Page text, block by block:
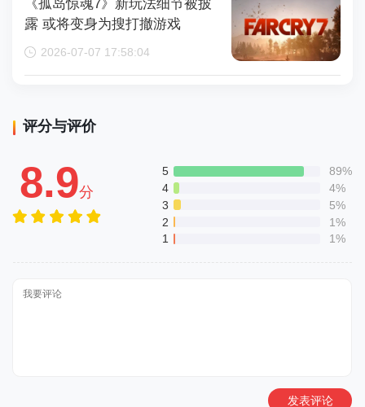
《孤岛惊魂7》新玩法细节被披
露 或将变身为搜打撤游戏
2026-07-07 17:58:04
评分与评价
8.9分
5
89%
4
4%
3
5%
2
1%
1
1%
发表评论